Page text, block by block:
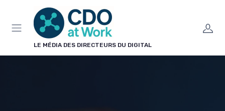
LE MÉDIA DES DIRECTEURS DU DIGITAL
Panneau de gestion des cookies